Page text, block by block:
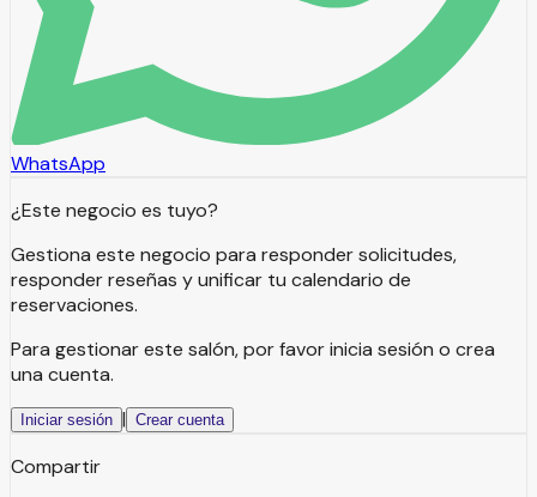
WhatsApp
¿Este negocio es tuyo?
Gestiona este negocio para responder solicitudes,
responder reseñas y unificar tu calendario de
reservaciones.
Para gestionar este salón, por favor inicia sesión o crea
una cuenta.
Iniciar sesión | Crear cuenta
Compartir